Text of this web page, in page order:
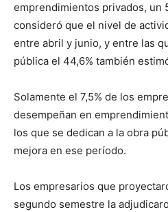
emprendimientos privados, un
consideró que el nivel de
entre abril y junio, y entre las
pública el 44,6% también
Solamente el 7,5% de los
desempeñan en
los que se dedican a la obra
mejora en ese período.
Los empresarios que
segundo semestre la